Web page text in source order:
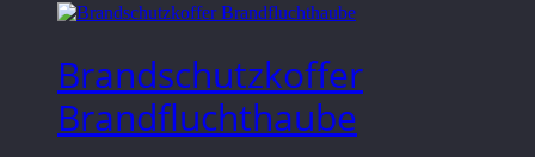
Brandschutzkoffer
Brandfluchthaube